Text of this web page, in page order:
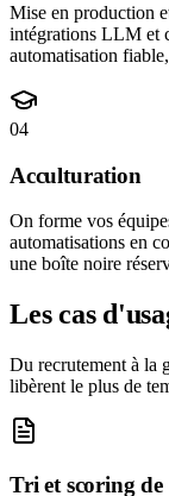
Mise en production
intégrations LLM et
automatisation
04
Acculturation
On forme vos
automatisations en
une boîte noire
Les cas
Du recrutement à la
libèrent le plus de
Tri et scoring